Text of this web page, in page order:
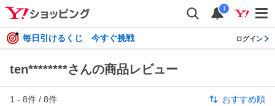
i
毎日引けるくじ 今すぐ挑戦 ログイン
ten********さんの商品レビュー
1 - 8件 / 8件 おすすめ順